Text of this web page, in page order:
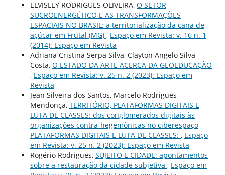
ELVISLEY RODRIGUES OLIVEIRA, O SETOR
SUCROENERGÉTICO E AS TRANSFORMAÇÕES
ESPACIAIS NO BRASIL: a territorialização da cana de
açúcar em Frutal (MG) , Espaço em Revista: v. 16 n. 1
(2014): Espaço em Revista
Adriana Cristina Serpa Silva, Clayton Angelo Silva
Costa, O ESTADO DA ARTE ACERCA DA GEOEDUCAÇÃO
, Espaço em Revista: v. 25 n. 2 (2023): Espaço em
Revista
Jean Silveira dos Santos, Marcelo Rodrigues
Mendonça, TERRITÓRIO, PLATAFORMAS DIGITAIS E
LUTA DE CLASSES: dos conglomerados digitais às
organizações contra-hegemônicas no ciberespaço
PLATAFORMAS DIGITAIS E LUTA DE CLASSES: , Espaço
em Revista: v. 25 n. 2 (2023): Espaço em Revista
Rogério Rodrigues, SUJEITO E CIDADE: apontamentos
sobre a restauração da cidade subjetiva , Espaço em